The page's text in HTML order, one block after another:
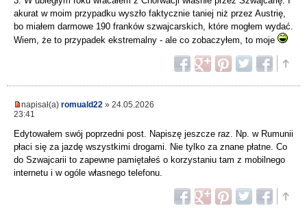
akurat w moim przypadku wyszło faktycznie taniej niż przez Austrię,
bo miałem darmowe 190 franków szwajcarskich, które mogłem wydać.
Wiem, że to przypadek ekstremalny - ale co zobaczyłem, to moje
napisał(a) romuald22 » 24.05.2026
23:41
Edytowałem swój poprzedni post. Napiszę jeszcze raz. Np. w Rumunii
płaci się za jazdę wszystkimi drogami. Nie tylko za znane płatne. Co
do Szwajcarii to zapewne pamiętałeś o korzystaniu tam z mobilnego
internetu i w ogóle własnego telefonu.